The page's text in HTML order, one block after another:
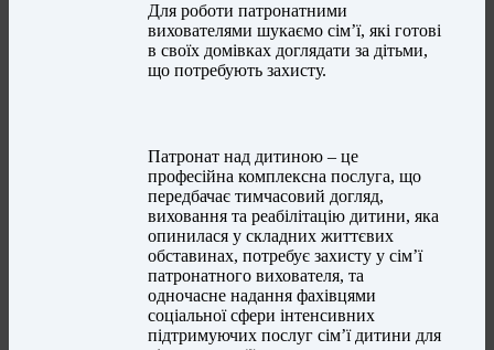
Для роботи патронатними
вихователями шукаємо сім’ї, які готові
в своїх домівках доглядати за дітьми,
що потребують захисту.
Патронат над дитиною – це
професійна комплексна послуга, що
передбачає тимчасовий догляд,
виховання та реабілітацію дитини, яка
опинилася у складних життєвих
обставинах, потребує захисту у сім’ї
патронатного вихователя, та
одночасне надання фахівцями
соціальної сфери інтенсивних
підтримуючих послуг сім’ї дитини для